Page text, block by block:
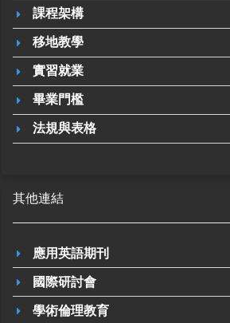
課程架構
移地教學
實習就業
畢業門檻
法規與表格
其他連結
應用英語期刊
國際研討會
學術倫理教育